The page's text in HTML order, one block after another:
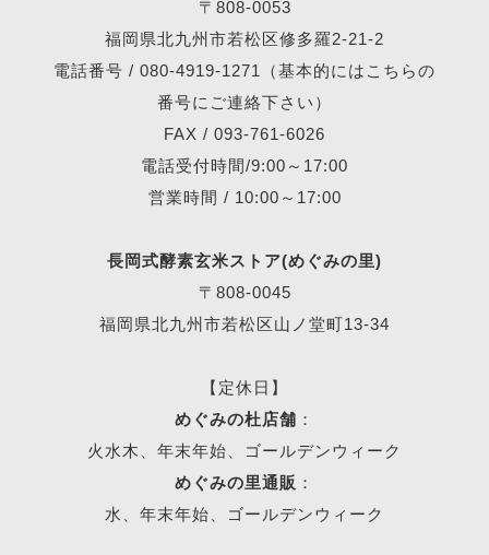
〒808-0053
福岡県北九州市若松区修多羅2-21-2
電話番号 / 080-4919-1271 （基本的にはこちらの
番号にご連絡下さい）
FAX / 093-761-6026
電話受付時間/9:00～17:00
営業時間 / 10:00～17:00
長岡式酵素玄米ストア(めぐみの里)
〒808-0045
福岡県北九州市若松区山ノ堂町13-34
【定休日】
めぐみの杜店舗 ：
火水木、年末年始、ゴールデンウィーク
めぐみの里通販 ：
水、年末年始、ゴールデンウィーク